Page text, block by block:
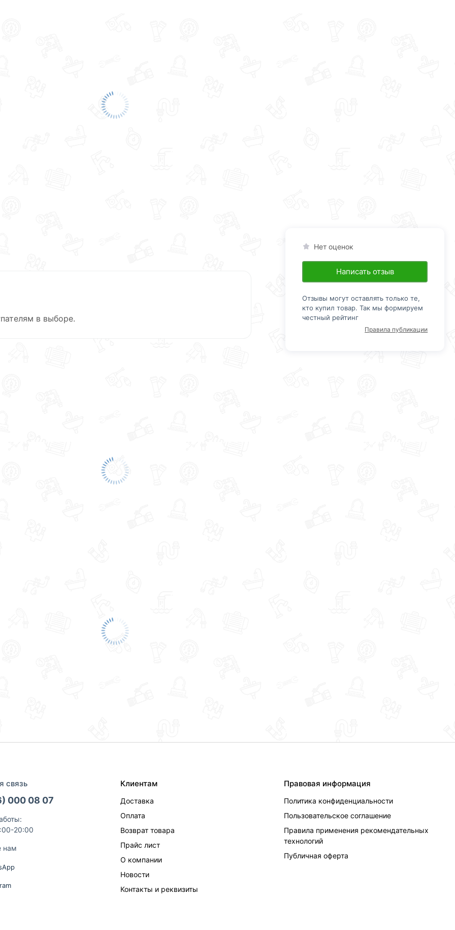
в выборе.
Нет оценок
Написать отзыв
Отзывы могут оставлять только те,
кто купил товар. Так мы формируем
честный рейтинг
Правила публикации
связь
000 08 07
20:00
нам
Клиентам
Доставка
Оплата
Возврат товара
Прайс лист
О компании
Новости
Контакты и реквизиты
Правовая информация
Политика конфиденциальности
Пользовательское соглашение
Правила применения рекомендательных
технологий
Публичная оферта